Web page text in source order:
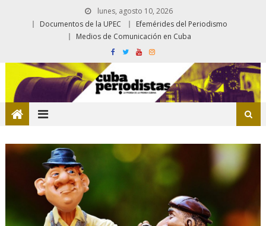
lunes, agosto 10, 2026
Documentos de la UPEC
Efemérides del Periodismo
Medios de Comunicación en Cuba